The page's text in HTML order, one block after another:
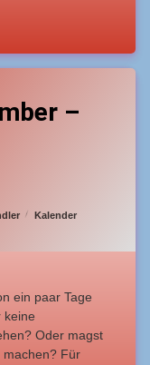
–
Categories:
Kalender
ein paar Tage
keine
Oder magst
machen? Für